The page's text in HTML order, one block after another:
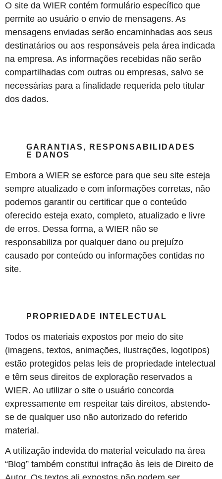
O site da WIER contém formulário específico que
permite ao usuário o envio de mensagens. As
mensagens enviadas serão encaminhadas aos seus
destinatários ou aos responsáveis pela área indicada
na empresa. As informações recebidas não serão
compartilhadas com outras ou empresas, salvo se
necessárias para a finalidade requerida pelo titular
dos dados.
GARANTIAS, RESPONSABILIDADES
E DANOS
Embora a WIER se esforce para que seu site esteja
sempre atualizado e com informações corretas, não
podemos garantir ou certificar que o conteúdo
oferecido esteja exato, completo, atualizado e livre
de erros. Dessa forma, a WIER não se
responsabiliza por qualquer dano ou prejuízo
causado por conteúdo ou informações contidas no
site.
PROPRIEDADE INTELECTUAL
Todos os materiais expostos por meio do site
(imagens, textos, animações, ilustrações, logotipos)
estão protegidos pelas leis de propriedade intelectual
e têm seus direitos de exploração reservados a
WIER. Ao utilizar o site o usuário concorda
expressamente em respeitar tais direitos, abstendo-
se de qualquer uso não autorizado do referido
material.
A utilização indevida do material veiculado na área
“Blog” também constitui infração às leis de Direito de